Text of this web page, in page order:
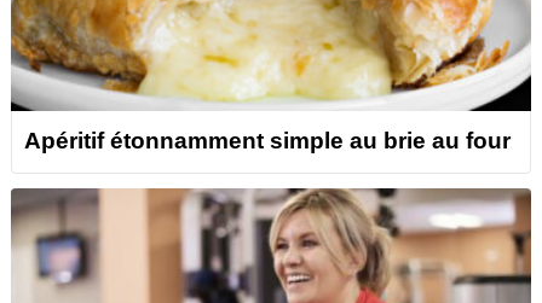
Apéritif étonnamment simple au brie au four